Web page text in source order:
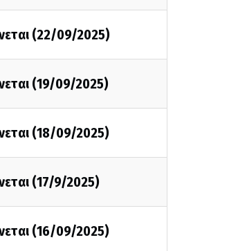
(22/09/2025)
(19/09/2025)
(18/09/2025)
(17/9/2025)
(16/09/2025)